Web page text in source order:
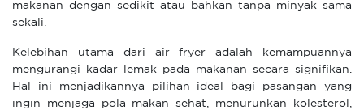
makanan dengan sedikit atau bahkan tanpa minyak sama
sekali.
Kelebihan utama dari air fryer adalah kemampuannya
mengurangi kadar lemak pada makanan secara signifikan.
Hal ini menjadikannya pilihan ideal bagi pasangan yang
ingin menjaga pola makan sehat, menurunkan kolesterol,